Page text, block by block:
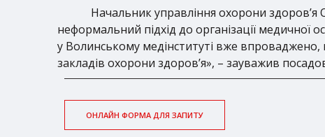
Начальник управління охорони здоров’я
неформальний підхід до організації медичної
у Волинському медінституті вже впроваджено,
закладів охорони здоров’я», – зауважив
ОНЛАЙН ФОРМА ДЛЯ ЗАПИТУ